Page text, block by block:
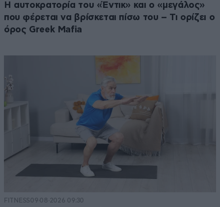
Η αυτοκρατορία του «Έντικ» και ο «μεγάλος»
που φέρεται να βρίσκεται πίσω του – Τι ορίζει ο
όρος Greek Mafia
FITNESS09·08·2026 09:30